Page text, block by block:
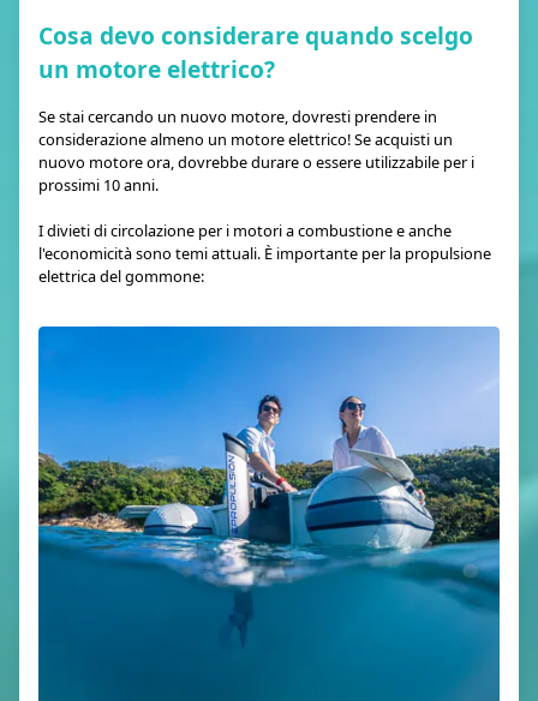
Cosa devo considerare quando scelgo
un motore elettrico?
Se stai cercando un nuovo motore, dovresti prendere in
considerazione almeno un motore elettrico! Se acquisti un
nuovo motore ora, dovrebbe durare o essere utilizzabile per i
prossimi 10 anni.
I divieti di circolazione per i motori a combustione e anche
l'economicità sono temi attuali. È importante per la propulsione
elettrica del gommone: